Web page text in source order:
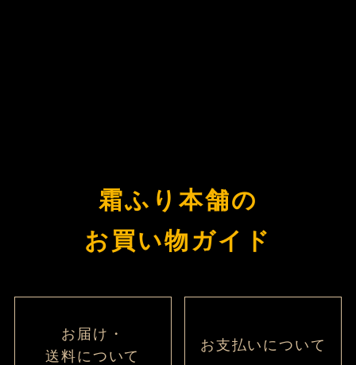
霜ふり本舗の
お買い物ガイド
お届け・
送料について
お支払いについて